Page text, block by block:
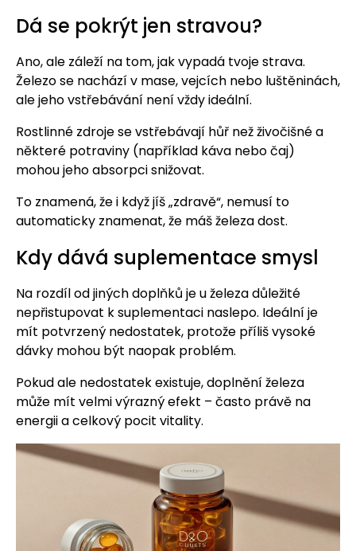
Dá se pokrýt jen stravou?
Ano, ale záleží na tom, jak vypadá tvoje strava.
Železo se nachází v mase, vejcích nebo luštěninách,
ale jeho vstřebávání není vždy ideální.
Rostlinné zdroje se vstřebávají hůř než živočišné a
některé potraviny (například káva nebo čaj)
mohou jeho absorpci snižovat.
To znamená, že i když jíš „zdravě“, nemusí to
automaticky znamenat, že máš železa dost.
Kdy dává suplementace smysl
Na rozdíl od jiných doplňků je u železa důležité
nepřistupovat k suplementaci naslepo. Ideální je
mít potvrzený nedostatek, protože příliš vysoké
dávky mohou být naopak problém.
Pokud ale nedostatek existuje, doplnění železa
může mít velmi výrazný efekt – často právě na
energii a celkový pocit vitality.